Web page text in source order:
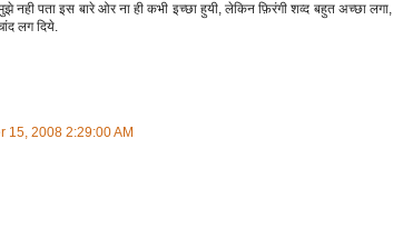
नही पता इस बारे ओर ना ही कभी इच्छा हुयी, लेकिन फ़िरंगी शव्द बहुत अच्छा लगा,
लग दिये.
15, 2008 2:29:00 AM